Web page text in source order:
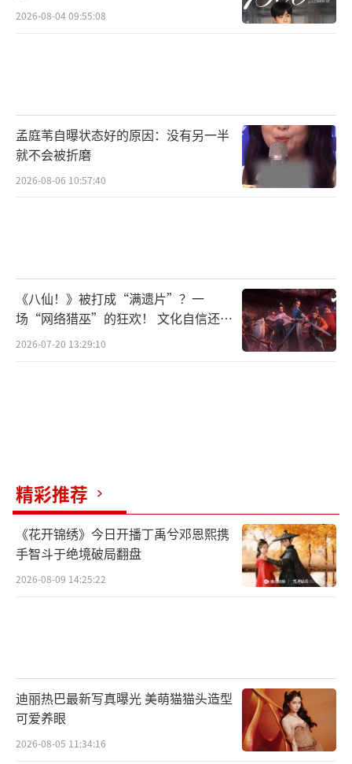
2026-08-04 09:55:08
孟庭苇自曝状态好的原因：没有另一半
就不会被折磨
2026-08-06 10:57:40
《八仙！》被打成“满遗片”？一
场“网络猎巫”的狂欢！ 文化自信还是
焦虑？
2026-07-20 13:29:10
精彩推荐
《花开锦绣》今日开播丁禹兮邓恩熙携
手智斗于绝境破局翻盘
2026-08-09 14:25:22
迪丽热巴最新写真曝光 美萌猫猫头造型
可爱养眼
2026-08-05 11:34:16